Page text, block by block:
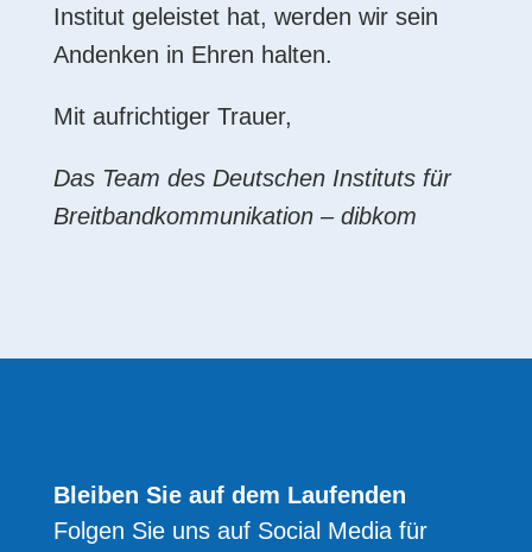
Institut geleistet hat, werden wir sein
Andenken in Ehren halten.
Mit aufrichtiger Trauer,
Das Team des Deutschen Instituts für
Breitbandkommunikation – dibkom
Bleiben Sie auf dem Laufenden
Folgen Sie uns auf Social Media für